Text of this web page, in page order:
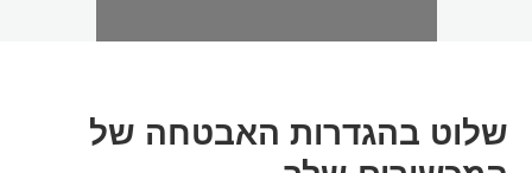
שלוט בהגדרות האבטחה של